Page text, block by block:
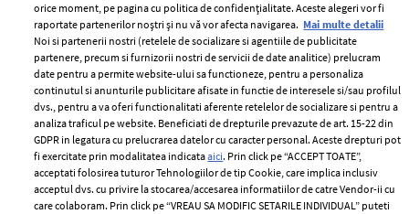
ELLE Style Awards
2024
Despre ELLE
Romania
Contact
Abonamente
Termeni si conditii
Politica de
confidențialitate
Politica de cookies
Publicitate
orice moment, pe pagina cu politica de confidențialitate. Aceste alegeri vor fi
raportate partenerilor noștri și nu vă vor afecta navigarea. Mai multe detalii
Noi si partenerii nostri (retelele de socializare si agentiile de publicitate
partenere, precum si furnizorii nostri de servicii de date analitice) prelucram
date pentru a permite website-ului sa functioneze, pentru a personaliza
continutul si anunturile publicitare afisate in functie de interesele si/sau profilul
dvs., pentru a va oferi functionalitati aferente retelelor de socializare si pentru a
analiza traficul pe website. Beneficiati de drepturile prevazute de art. 15-22 din
GDPR in legatura cu prelucrarea datelor cu caracter personal. Aceste drepturi pot
fi exercitate prin modalitatea indicataaici. Prin click pe “ACCEPT TOATE”,
acceptati folosirea tuturor Tehnologiilor de tip Cookie, care implica inclusiv
acceptul dvs. cu privire la stocarea/accesarea informatiilor de catre Vendor-ii cu
care colaboram. Prin click pe “VREAU SA MODIFIC SETARILE INDIVIDUAL” puteti